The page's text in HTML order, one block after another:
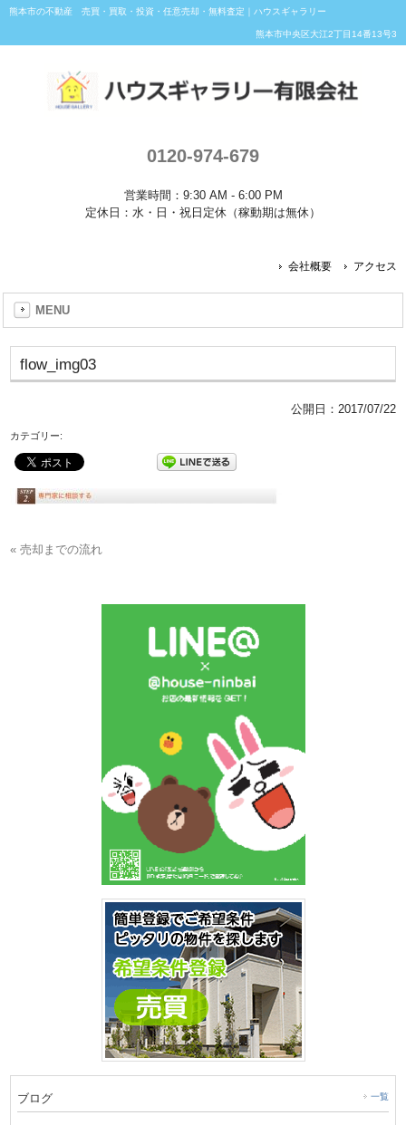
熊本市の不動産 売買・買取・投資・任意売却・無料査定｜ハウスギャラリー
熊本市中央区大江2丁目14番13号3
0120-974-679
営業時間：9:30 AM - 6:00 PM
定休日：水・日・祝日定休（稼動期は無休）
会社概要 アクセス
MENU
flow_img03
公開日： 2017/07/22
カテゴリー:
« 売却までの流れ
ブログ 一覧